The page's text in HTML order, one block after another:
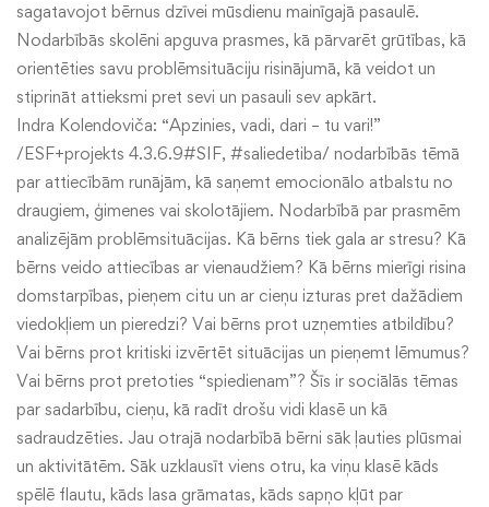
sagatavojot bērnus dzīvei mūsdienu mainīgajā pasaulē.
Nodarbībās skolēni apguva prasmes, kā pārvarēt grūtības, kā
orientēties savu problēmsituāciju risinājumā, kā veidot un
stiprināt attieksmi pret sevi un pasauli sev apkārt.
Indra Kolendoviča: “Apzinies, vadi, dari – tu vari!”
/ESF+projekts 4.3.6.9#SIF, #saliedetiba/ nodarbībās tēmā
par attiecībām runājām, kā saņemt emocionālo atbalstu no
draugiem, ģimenes vai skolotājiem. Nodarbībā par prasmēm
analizējām problēmsituācijas. Kā bērns tiek gala ar stresu? Kā
bērns veido attiecības ar vienaudžiem? Kā bērns mierīgi risina
domstarpības, pieņem citu un ar cieņu izturas pret dažādiem
viedokļiem un pieredzi? Vai bērns prot uzņemties atbildību?
Vai bērns prot kritiski izvērtēt situācijas un pieņemt lēmumus?
Vai bērns prot pretoties “spiedienam”? Šīs ir sociālās tēmas
par sadarbību, cieņu, kā radīt drošu vidi klasē un kā
sadraudzēties. Jau otrajā nodarbībā bērni sāk ļauties plūsmai
un aktivitātēm. Sāk uzklausīt viens otru, ka viņu klasē kāds
spēlē flautu, kāds lasa grāmatas, kāds sapņo kļūt par